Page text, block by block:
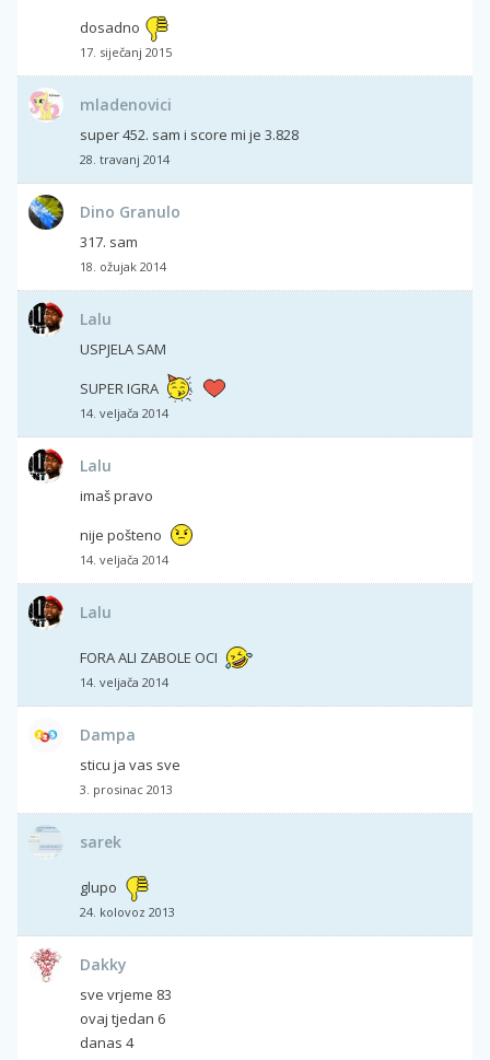
dosadno
17. siječanj 2015
mladenovici
super 452. sam i score mi je 3.828
28. travanj 2014
Dino Granulo
317. sam
18. ožujak 2014
Lalu
USPJELA SAM
SUPER IGRA
14. veljača 2014
Lalu
imaš pravo
nije pošteno
14. veljača 2014
Lalu
FORA ALI ZABOLE OCI
14. veljača 2014
Dampa
sticu ja vas sve
3. prosinac 2013
sarek
glupo
24. kolovoz 2013
Dakky
sve vrjeme 83
ovaj tjedan 6
danas 4